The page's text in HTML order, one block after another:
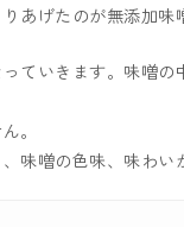
あげたのが無添加味
ていきます。味噌󠄀
。
味噌の色味、味わい